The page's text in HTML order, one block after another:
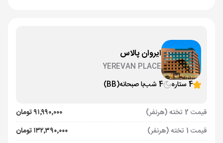
ایروان پالاس
YEREVAN PLACE
4 ستاره
4 شب با صبحانه(BB)
قیمت 2 تخته (هرنفر)
۹۱٬۹۹۰٬۰۰۰ تومان
قیمت 1 تخته (هرنفر)
۱۳۲٬۳۹۰٬۰۰۰ تومان